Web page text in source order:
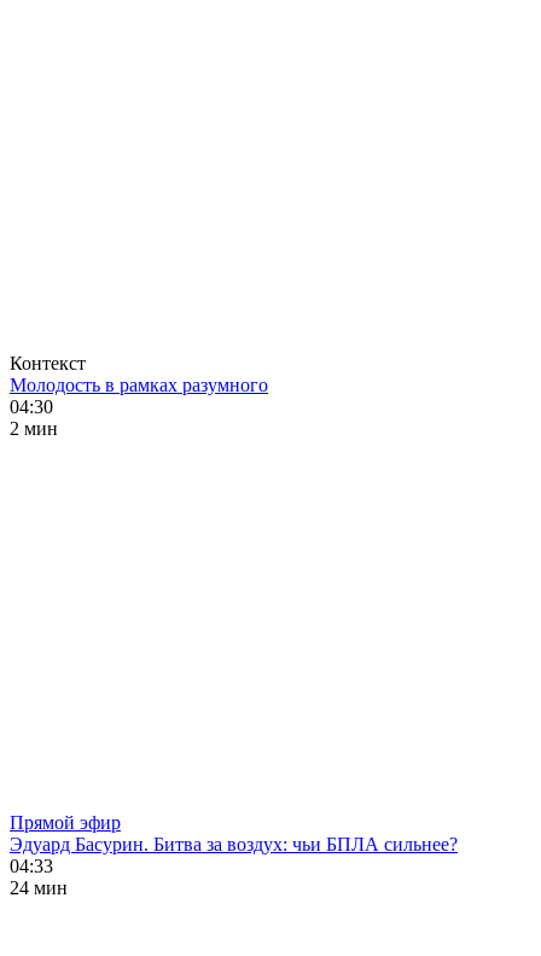
Контекст
Молодость в рамках разумного
04:30
2 мин
Прямой эфир
Эдуард Басурин. Битва за воздух: чьи БПЛА сильнее?
04:33
24 мин